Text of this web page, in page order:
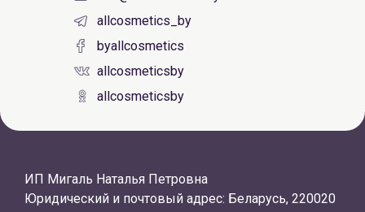
allcosmetics_by
byallcosmetics
allcosmeticsby
allcosmeticsby
ИП Мигаль Наталья Петровна
Юридический и почтовый адрес: Беларусь, 220020